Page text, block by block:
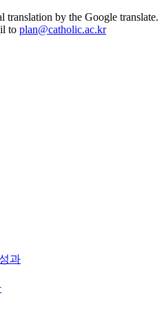
translation by the Google translate.
to plan@catholic.ac.kr
과